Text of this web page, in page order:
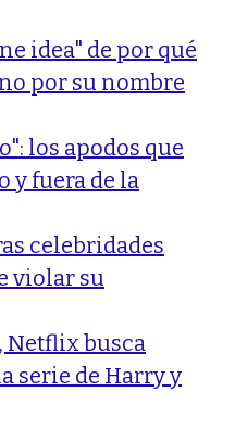
idea" de por qué
por su nombre
los apodos que
y fuera de la
celebridades
violar su
Netflix busca
serie de Harry y